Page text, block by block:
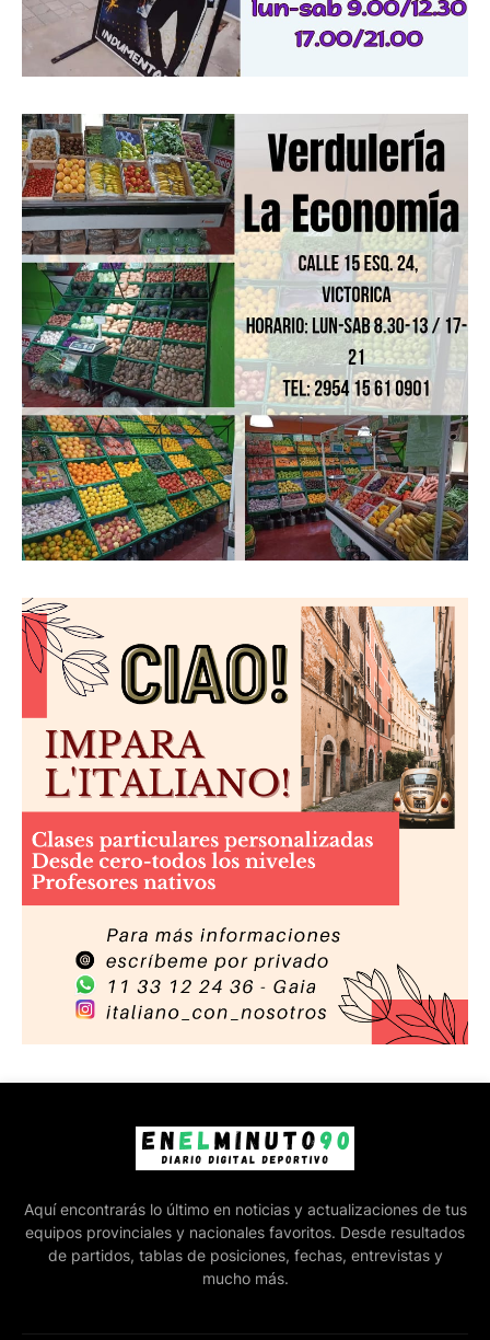
Aquí encontrarás lo último en noticias y actualizaciones de tus
equipos provinciales y nacionales favoritos. Desde resultados
de partidos, tablas de posiciones, fechas, entrevistas y
mucho más.